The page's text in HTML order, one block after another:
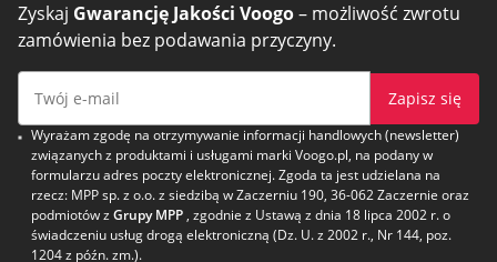
Zyskaj Gwarancję Jakości Voogo– możliwość zwrotu
zamówienia bez podawania przyczyny.
Zapisz się
Wyrażam zgodę na otrzymywanie informacji handlowych (newsletter)
związanych z produktami i usługami marki Voogo.pl, na podany w
formularzu adres poczty elektronicznej. Zgoda ta jest udzielana na
rzecz: MPP sp. z o.o. z siedzibą w Zaczerniu 190, 36-062 Zaczernie oraz
podmiotów z Grupy MPP , zgodnie z Ustawą z dnia 18 lipca 2002 r. o
świadczeniu usług drogą elektroniczną (Dz. U. z 2002 r., Nr 144, poz.
1204 z późn. zm.).